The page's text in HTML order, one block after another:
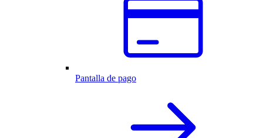
Pantalla de pago